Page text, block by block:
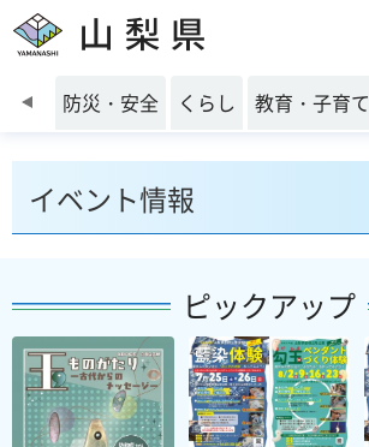
山梨県
前のスライドを表示
防災・安全 くらし 教育・子育て
イベント情報
ピックアップ